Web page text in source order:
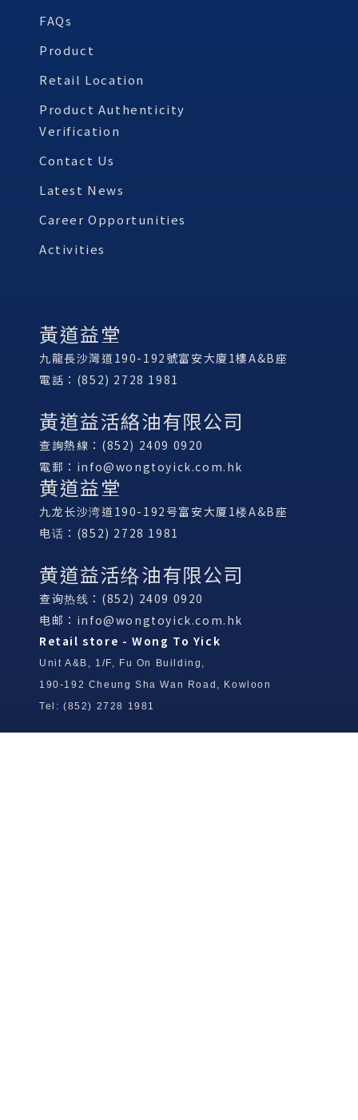
FAQs
Product
Retail Location
Product Authenticity
Verification
Contact Us
Latest News
Career Opportunities
Activities
黃道益堂
九龍長沙灣道190-192號富安大廈1樓A&B座
電話：(852) 2728 1981
黃道益活絡油有限公司
查詢熱線：(852) 2409 0920
電郵： info@wongtoyick.com.hk
黄道益堂
九龙长沙湾道190-192号富安大厦1楼A&B座
电话：(852) 2728 1981
黄道益活络油有限公司
查询热线：(852) 2409 0920
电邮： info@wongtoyick.com.hk
Retail store - Wong To Yick
Unit A&B, 1/F, Fu On Building,
190-192 Cheung Sha Wan Road, Kowloon
Tel: (852) 2728 1981